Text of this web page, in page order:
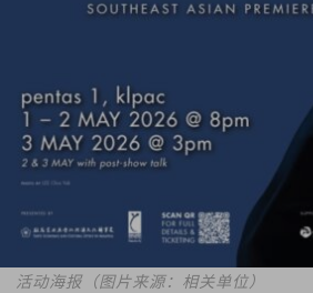
活动海报（图片来源：相关单位）